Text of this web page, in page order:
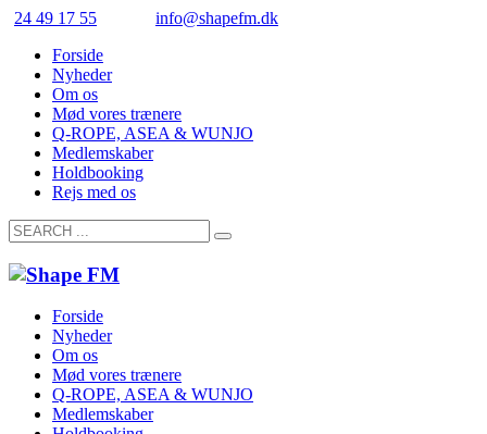
24 49 17 55
info@shapefm.dk
Forside
Nyheder
Om os
Mød vores trænere
Q-ROPE, ASEA & WUNJO
Medlemskaber
Holdbooking
Rejs med os
Forside
Nyheder
Om os
Mød vores trænere
Q-ROPE, ASEA & WUNJO
Medlemskaber